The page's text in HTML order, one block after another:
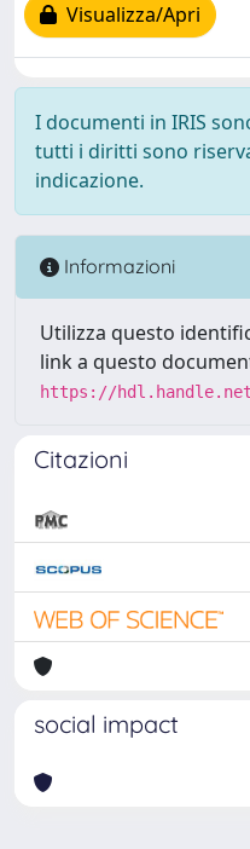
Visualizza/Apri
I documenti in IRIS
tutti i diritti sono
indicazione.
Informazioni
Utilizza questo
link a questo
https://hdl.handle.net/
Citazioni
social impact